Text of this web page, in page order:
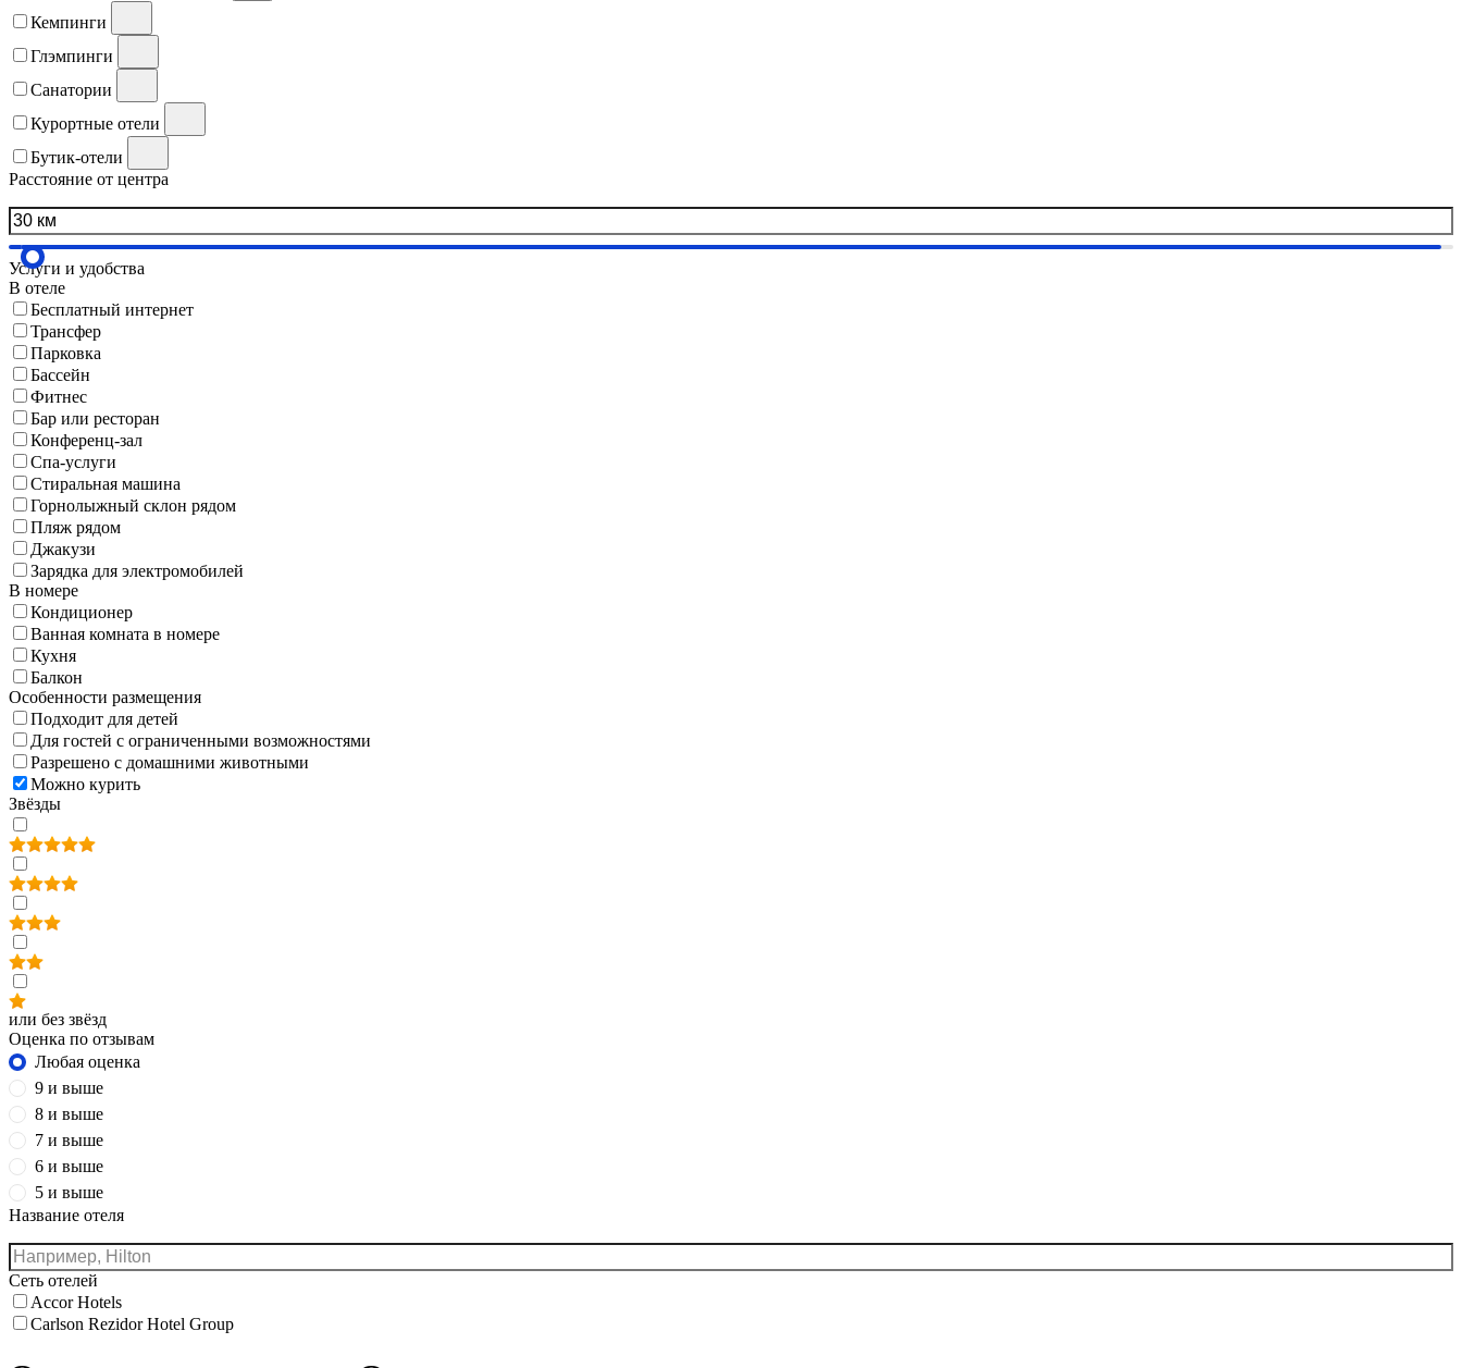
Кемпинги
Глэмпинги
Санатории
Курортные отели
Бутик-отели
Расстояние от центра
Услуги и удобства
В отеле
Бесплатный интернет
Трансфер
Парковка
Бассейн
Фитнес
Бар или ресторан
Конференц-зал
Спа-услуги
Стиральная машина
Горнолыжный склон рядом
Пляж рядом
Джакузи
Зарядка для электромобилей
В номере
Кондиционер
Ванная комната в номере
Кухня
Балкон
Особенности размещения
Подходит для детей
Для гостей с ограниченными возможностями
Разрешено с домашними животными
Можно курить
Звёзды
или без звёзд
Оценка по отзывам
Любая оценка
9 и выше
8 и выше
7 и выше
6 и выше
5 и выше
Название отеля
Сеть отелей
Accor Hotels
Carlson Rezidor Hotel Group